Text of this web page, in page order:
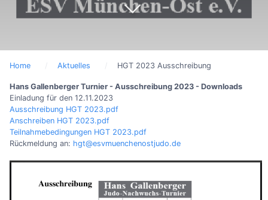
Home Aktuelles HGT 2023 Ausschreibung
Hans Gallenberger Turnier - Ausschreibung 2023 - Downloads
Einladung für den 12.11.2023
Ausschreibung HGT 2023.pdf
Anschreiben HGT 2023.pdf
Teilnahmebedingungen HGT 2023.pdf
Rückmeldung an: hgt@esvmuenchenostjudo.de